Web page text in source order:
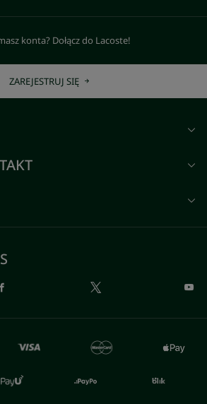
konta? Dołącz do Lacoste!
ZAREJESTRUJ SIĘ